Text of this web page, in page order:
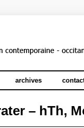
archives
– hTh,